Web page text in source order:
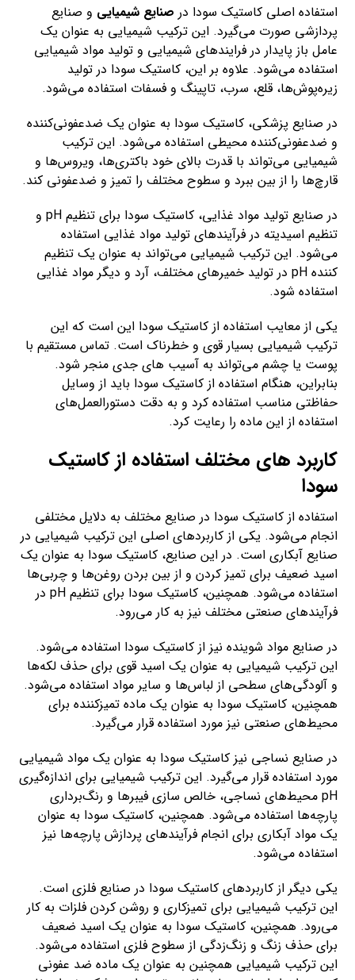
استفاده اصلی کاستیک سودا در صنایع شیمیایی و صنایع
پردازشی صورت می‌گیرد. این ترکیب شیمیایی به عنوان یک
عامل باز پایدار در فرایندهای شیمیایی و تولید مواد شیمیایی
استفاده می‌شود. علاوه بر این، کاستیک سودا در تولید
زیره‌پوش‌ها، قلع، سرب، تاپینگ و فسفات استفاده می‌شود.
در صنایع پزشکی، کاستیک سودا به عنوان یک ضدعفونی‌کننده
و ضدعفونی‌کننده محیطی استفاده می‌شود. این ترکیب
شیمیایی می‌تواند با قدرت بالای خود باکتری‌ها، ویروس‌ها و
قارچ‌ها را از بین ببرد و سطوح مختلف را تمیز و ضدعفونی کند.
در صنایع تولید مواد غذایی، کاستیک سودا برای تنظیم pH و
تنظیم اسیدیته در فرآیندهای تولید مواد غذایی استفاده
می‌شود. این ترکیب شیمیایی می‌تواند به عنوان یک تنظیم
کننده pH در تولید خمیرهای مختلف، آرد و دیگر مواد غذایی
استفاده شود.
یکی از معایب استفاده از کاستیک سودا این است که این
ترکیب شیمیایی بسیار قوی و خطرناک است. تماس مستقیم با
پوست یا چشم می‌تواند به آسیب های جدی منجر شود.
بنابراین، هنگام استفاده از کاستیک سودا باید از وسایل
حفاظتی مناسب استفاده کرد و به دقت دستورالعمل‌های
استفاده از این ماده را رعایت کرد.
کاربرد های مختلف استفاده از کاستیک
سودا
استفاده از کاستیک سودا در صنایع مختلف به دلایل مختلفی
انجام می‌شود. یکی از کاربردهای اصلی این ترکیب شیمیایی در
صنایع آبکاری است. در این صنایع، کاستیک سودا به عنوان یک
اسید ضعیف برای تمیز کردن و از بین بردن روغن‌ها و چربی‌ها
استفاده می‌شود. همچنین، کاستیک سودا برای تنظیم pH در
فرآیندهای صنعتی مختلف نیز به کار می‌رود.
در صنایع مواد شوینده نیز از کاستیک سودا استفاده می‌شود.
این ترکیب شیمیایی به عنوان یک اسید قوی برای حذف لکه‌ها
و آلودگی‌های سطحی از لباس‌ها و سایر مواد استفاده می‌شود.
همچنین، کاستیک سودا به عنوان یک ماده تمیزکننده برای
محیط‌های صنعتی نیز مورد استفاده قرار می‌گیرد.
در صنایع نساجی نیز کاستیک سودا به عنوان یک مواد شیمیایی
مورد استفاده قرار می‌گیرد. این ترکیب شیمیایی برای اندازه‌گیری
pH محیط‌های نساجی، خالص سازی فیبرها و رنگ‌برداری
پارچه‌ها استفاده می‌شود. همچنین، کاستیک سودا به عنوان
یک مواد آبکاری برای انجام فرآیندهای پردازش پارچه‌ها نیز
استفاده می‌شود.
یکی دیگر از کاربردهای کاستیک سودا در صنایع فلزی است.
این ترکیب شیمیایی برای تمیزکاری و روشن کردن فلزات به کار
می‌رود. همچنین، کاستیک سودا به عنوان یک اسید ضعیف
برای حذف زنگ و زنگ‌زدگی از سطوح فلزی استفاده می‌شود.
این ترکیب شیمیایی همچنین به عنوان یک ماده ضد عفونی